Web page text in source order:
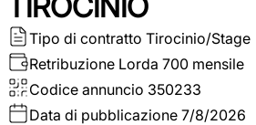
Tipo di contratto Tirocinio/Stage
Retribuzione Lorda 700 mensile
Codice annuncio 350233
Data di pubblicazione 7/8/2026